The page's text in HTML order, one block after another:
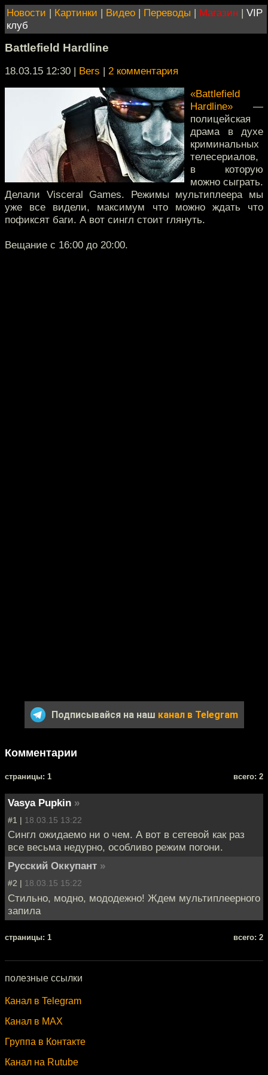
Новости | Картинки | Видео | Переводы | Магазин | VIP
клуб
Battlefield Hardline
18.03.15 12:30 | Bers | 2 комментария
«Battlefield
Hardline» —
полицейская
драма в духе
криминальных
телесериалов,
в которую
можно сыграть.
Делали Visceral Games. Режимы мультиплеера мы
уже все видели, максимум что можно ждать что
пофиксят баги. А вот сингл стоит глянуть.
Вещание с 16:00 до 20:00.
Подписывайся на наш канал в Telegram
Комментарии
cтраницы: 1 всего: 2
Vasya Pupkin »
#1 | 18.03.15 13:22
Сингл ожидаемо ни о чем. А вот в сетевой как раз
все весьма недурно, особливо режим погони.
Русский Оккупант »
#2 | 18.03.15 15:22
Стильно, модно, мододежно! Ждем мультиплеерного
запила
cтраницы: 1 всего: 2
полезные ссылки
Канал в Telegram
Канал в MAX
Группа в Контакте
Канал на Rutube